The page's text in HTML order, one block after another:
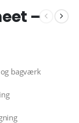
–
bagværk